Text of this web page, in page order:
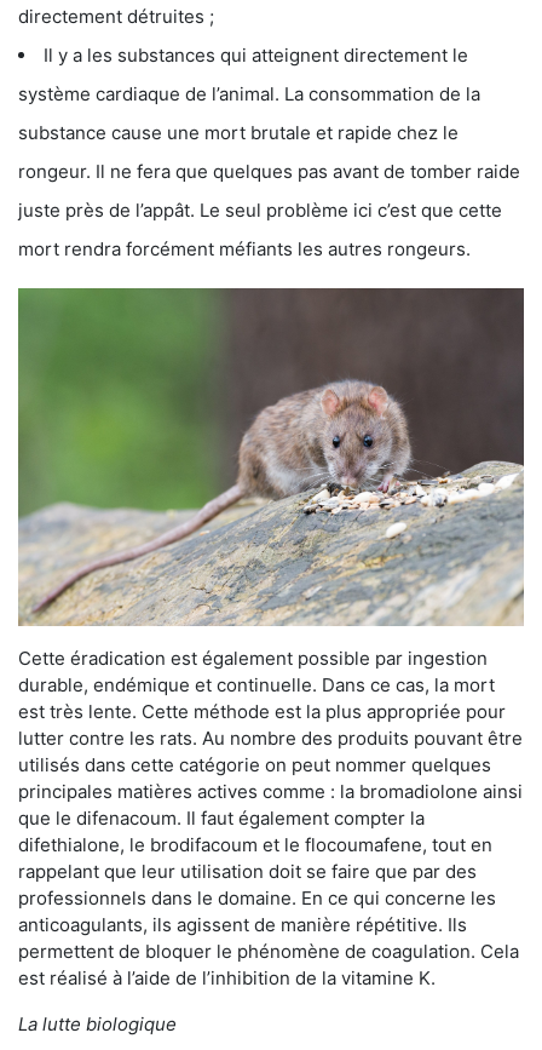
directement détruites ;
Il y a les substances qui atteignent directement le
système cardiaque de l’animal. La consommation de la
substance cause une mort brutale et rapide chez le
rongeur. Il ne fera que quelques pas avant de tomber raide
juste près de l’appât. Le seul problème ici c’est que cette
mort rendra forcément méfiants les autres rongeurs.
Cette éradication est également possible par ingestion
durable, endémique et continuelle. Dans ce cas, la mort
est très lente. Cette méthode est la plus appropriée pour
lutter contre les rats. Au nombre des produits pouvant être
utilisés dans cette catégorie on peut nommer quelques
principales matières actives comme : la bromadiolone ainsi
que le difenacoum. Il faut également compter la
difethialone, le brodifacoum et le flocoumafene, tout en
rappelant que leur utilisation doit se faire que par des
professionnels dans le domaine. En ce qui concerne les
anticoagulants, ils agissent de manière répétitive. Ils
permettent de bloquer le phénomène de coagulation. Cela
est réalisé à l’aide de l’inhibition de la vitamine K.
La lutte biologique